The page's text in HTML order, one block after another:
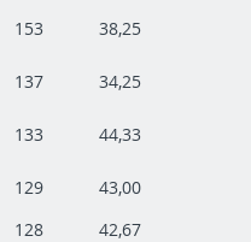
153
38,25
137
34,25
133
44,33
129
43,00
128
42,67